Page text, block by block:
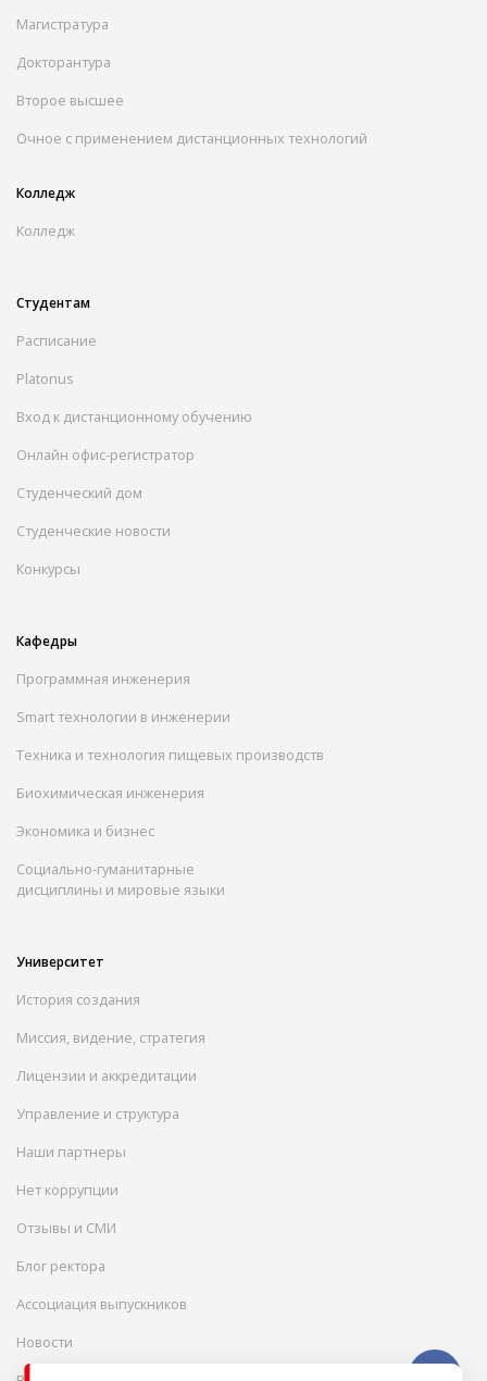
Магистратура
Докторантура
Второе высшее
Очное с применением дистанционных технологий
Колледж
Колледж
Студентам
Расписание
Platonus
Вход к дистанционному обучению
Онлайн офис-регистратор
Студенческий дом
Студенческие новости
Конкурсы
Кафедры
Программная инженерия
Smart технологии в инженерии
Техника и технология пищевых производств
Биохимическая инженерия
Экономика и бизнес
Социально-гуманитарные
дисциплины и мировые языки
Университет
История создания
Миссия, видение, стратегия
Лицензии и аккредитации
Управление и структура
Наши партнеры
Нет коррупции
Отзывы и СМИ
Блог ректора
Ассоциация выпускников
Новости